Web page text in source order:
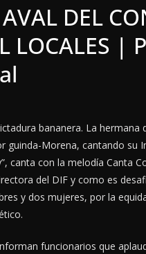
DEL
LOCALES
bananera. La
guinda-Morena, cantando su
canta con la melodía Canta
del DIF y como es
y dos mujeres, por la
funcionarios que